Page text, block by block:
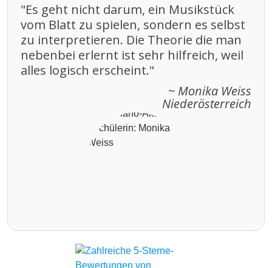
"Es geht nicht darum, ein Musikstück
vom Blatt zu spielen, sondern es selbst
zu interpretieren. Die Theorie die man
nebenbei erlernt ist sehr hilfreich, weil
alles logisch erscheint."
~ Monika Weiss
Niederösterreich